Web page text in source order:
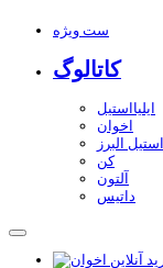
ست ویژه
کاتالوگ
ایلیااستیل
اخوان
استیل البرز
کن
آلتون
داتیس